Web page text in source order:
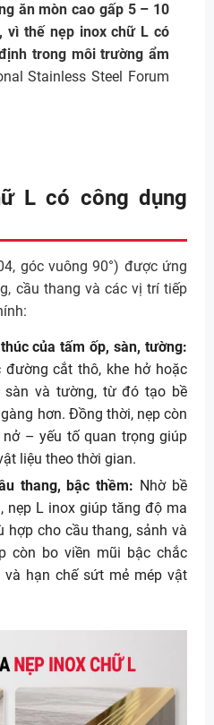
ăn mòn cao gấp 5 – 10
vì thế nẹp inox chữ L có
trong môi trường ẩm
Stainless Steel Forum
L có công dụng
góc vuông 90°) được ứng
cầu thang và các vị trí tiếp
của tấm ốp, sàn, tường:
đường cắt thô, khe hở hoặc
và tường, từ đó tạo bề
hơn. Đồng thời, nẹp còn
– yếu tố quan trọng giúp
liệu theo thời gian.
thang, bậc thềm: Nhờ bề
nẹp L inox giúp tăng độ ma
hợp cho cầu thang, sảnh và
còn bo viền mũi bậc chắc
và hạn chế sứt mẻ mép vật